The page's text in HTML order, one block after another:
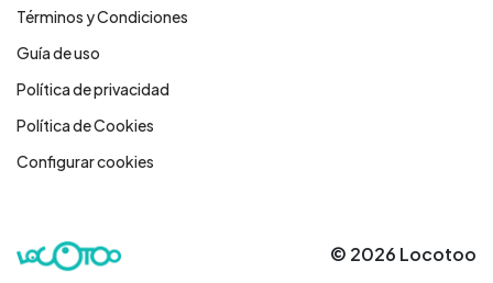
Términos y Condiciones
Guía de uso
Política de privacidad
Política de Cookies
Configurar cookies
© 2026 Locotoo